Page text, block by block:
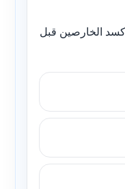
الخارصين قبل